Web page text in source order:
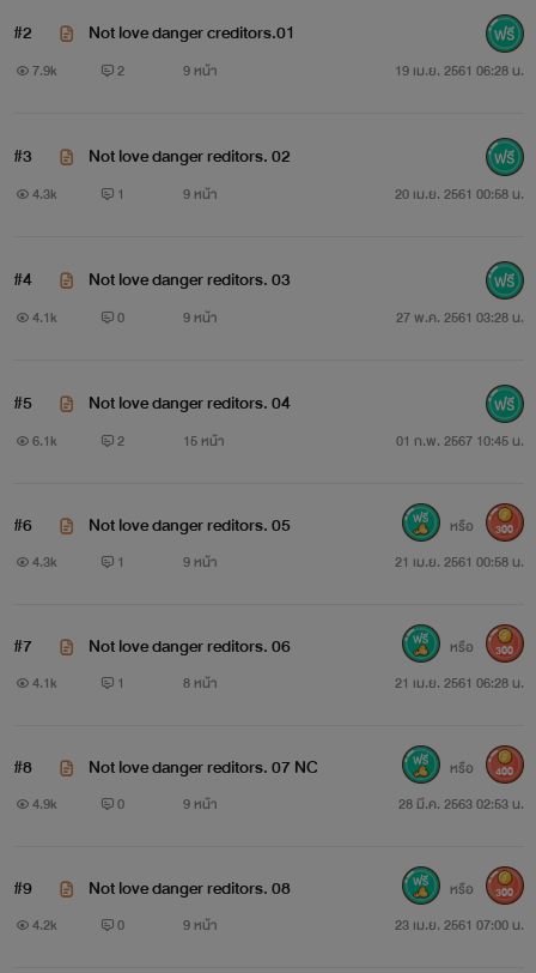
#2 Not love danger creditors.01
7.9k 2 9 หน้า 19 เม.ย. 2561 06:28 น.
#3 Not love danger reditors. 02
4.3k 1 9 หน้า 20 เม.ย. 2561 00:58 น.
#4 Not love danger reditors. 03
4.1k 0 9 หน้า 27 พ.ค. 2561 03:28 น.
#5 Not love danger reditors. 04
6.1k 2 15 หน้า 01 ก.พ. 2567 10:45 น.
#6 Not love danger reditors. 05
4.3k 1 9 หน้า 21 เม.ย. 2561 00:58 น.
หรือ 300
#7 Not love danger reditors. 06
4.1k 1 8 หน้า 21 เม.ย. 2561 06:28 น.
หรือ 300
#8 Not love danger reditors. 07 NC
4.9k 0 9 หน้า 28 มี.ค. 2563 02:53 น.
หรือ 400
#9 Not love danger reditors. 08
4.2k 0 9 หน้า 23 เม.ย. 2561 07:00 น.
หรือ 300